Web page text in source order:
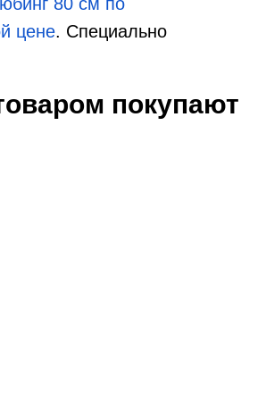
цене. Cпециально
интернет-магазинпокупают